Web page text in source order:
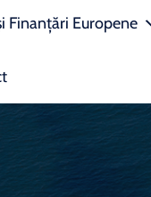
Finanțări Europene